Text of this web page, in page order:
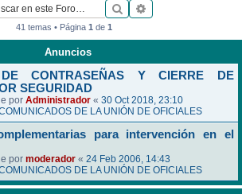
Buscar
41 temas • Página 1de 1
Anuncios
CONTRASEÑAS Y CIERRE DE
SEGURIDAD
por Administrador « 30 Oct 2018, 23:10
DE LA UNIÓN DE OFICIALES
para intervención en el
por moderador « 24 Feb 2006, 14:43
DE LA UNIÓN DE OFICIALES